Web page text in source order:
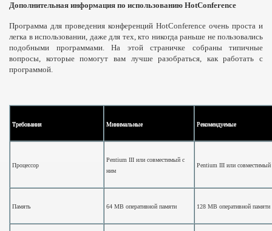
Дополнительная информация по использованию HotConference
Программа для проведения конференций HotConference очень проста и
легка в использовании, даже для тех, кто никогда раньше не пользовались
подобными программами. На этой страничке собраны типичные
вопросы, которые помогут вам лучше разобраться, как работать с
программой.
Требования Минимальные Рекомендуемые
Процессор
Pentium III или совместимый с
ним
Pentium III или
Память 64 MB оперативной памяти 128 MB оперативной памяти